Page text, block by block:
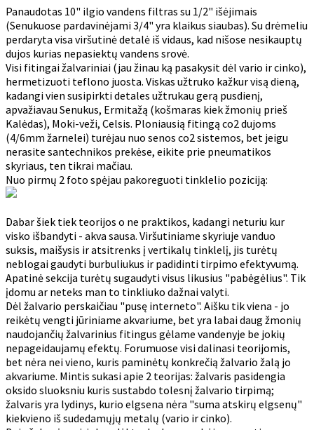
Panaudotas 10" ilgio vandens filtras su 1/2" išėjimais
(Senukuose pardavinėjami 3/4" yra klaikus siaubas). Su drėmeliu
perdaryta visa viršutinė detalė iš vidaus, kad nišose nesikauptų
dujos kurias nepasiektų vandens srovė.
Visi fitingai žalvariniai (jau žinau ką pasakysit dėl vario ir cinko),
hermetizuoti teflono juosta. Viskas užtruko kažkur visą dieną,
kadangi vien susipirkti detales užtrukau gerą pusdienį,
apvažiavau Senukus, Ermitažą (košmaras kiek žmonių prieš
Kalėdas), Moki-veži, Celsis. Ploniausią fitingą co2 dujoms
(4/6mm žarnelei) turėjau nuo senos co2 sistemos, bet jeigu
nerasite santechnikos prekėse, eikite prie pneumatikos
skyriaus, ten tikrai mačiau.
Nuo pirmų 2 foto spėjau pakoreguoti tinklelio poziciją:
Dabar šiek tiek teorijos o ne praktikos, kadangi neturiu kur
visko išbandyti - akva sausa. Viršutiniame skyriuje vanduo
suksis, maišysis ir atsitrenks į vertikalų tinklelį, jis turėtų
neblogai gaudyti burbuliukus ir padidinti tirpimo efektyvumą.
Apatinė sekcija turėtų sugaudyti visus likusius "pabėgėlius". Tik
įdomu ar neteks man to tinkliuko dažnai valyti.
Dėl žalvario perskaičiau "pusę interneto". Aišku tik viena - jo
reikėtų vengti jūriniame akvariume, bet yra labai daug žmonių
naudojančių žalvarinius fitingus gėlame vandenyje be jokių
nepageidaujamų efektų. Forumuose visi dalinasi teorijomis,
bet nėra nei vieno, kuris paminėtų konkrečią žalvario žalą jo
akvariume. Mintis sukasi apie 2 teorijas: žalvaris pasidengia
oksido sluoksniu kuris sustabdo tolesnį žalvario tirpimą;
žalvaris yra lydinys, kurio elgsena nėra "suma atskirų elgsenų"
kiekvieno iš sudedamųjų metalų (vario ir cinko).